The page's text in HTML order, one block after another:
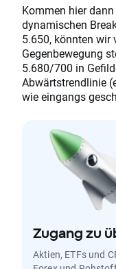
Kommen hier
dynamischen
5.650, könnten wir
Gegenbewegung
5.680/700 in
Abwärtstrendlinie
wie eingangs
Zugang zu
Aktien, ETFs und